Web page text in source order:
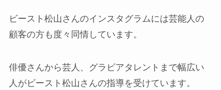
ビースト松山さんのインスタグラムには芸能人の
顧客の方も度々同情しています。
俳優さんから芸人、グラビアタレントまで幅広い
人がビースト松山さんの指導を受けています。